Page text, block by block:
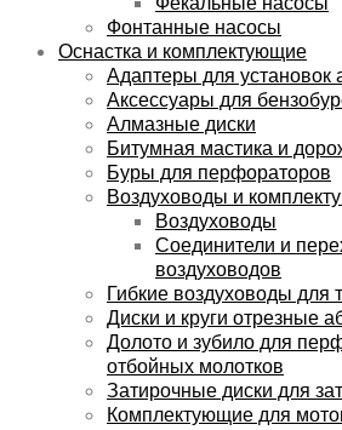
Фонтанные насосы
Оснастка и комплектующие
Адаптеры для установок
Аксессуары для
Алмазные диски
Битумная мастика и
Буры для перфораторов
Воздуховоды и
Воздуховоды
Соединители и
воздуховодов
Гибкие воздуховоды для
Диски и круги отрезные
Долото и зубило для
отбойных молотков
Затирочные диски для
Комплектующие для